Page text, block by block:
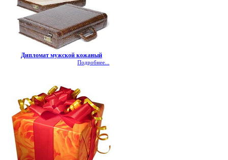
Дипломат мужской кожаный
Подробнее...